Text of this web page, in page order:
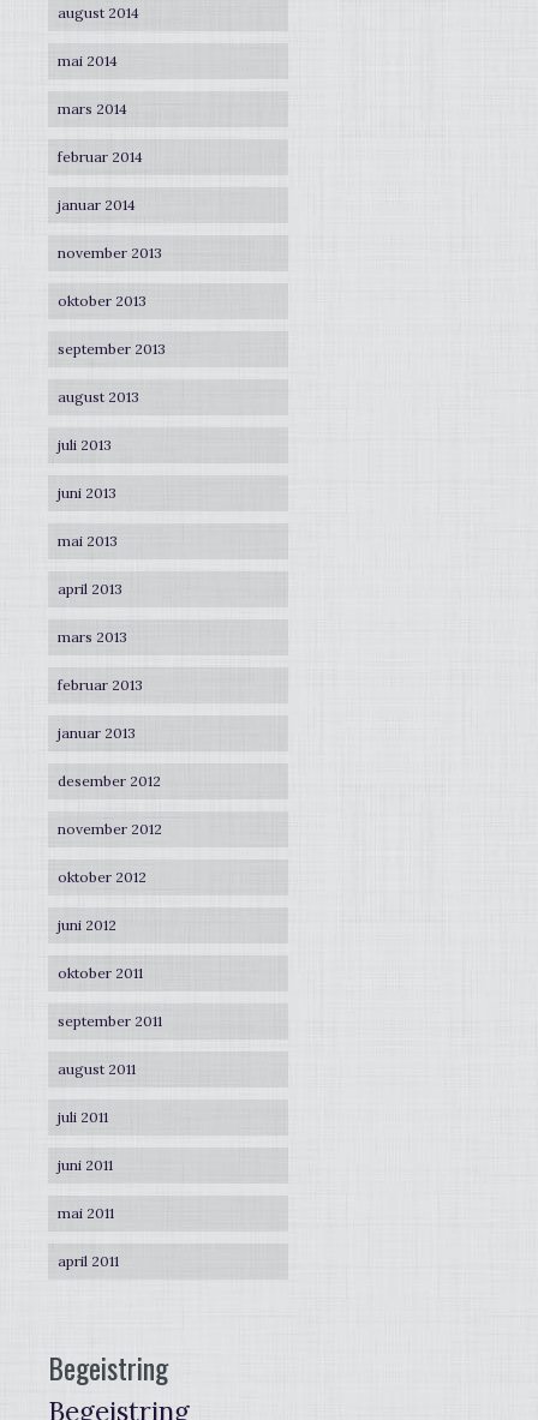
august 2014
mai 2014
mars 2014
februar 2014
januar 2014
november 2013
oktober 2013
september 2013
august 2013
juli 2013
juni 2013
mai 2013
april 2013
mars 2013
februar 2013
januar 2013
desember 2012
november 2012
oktober 2012
juni 2012
oktober 2011
september 2011
august 2011
juli 2011
juni 2011
mai 2011
april 2011
Begeistring
Begeistring